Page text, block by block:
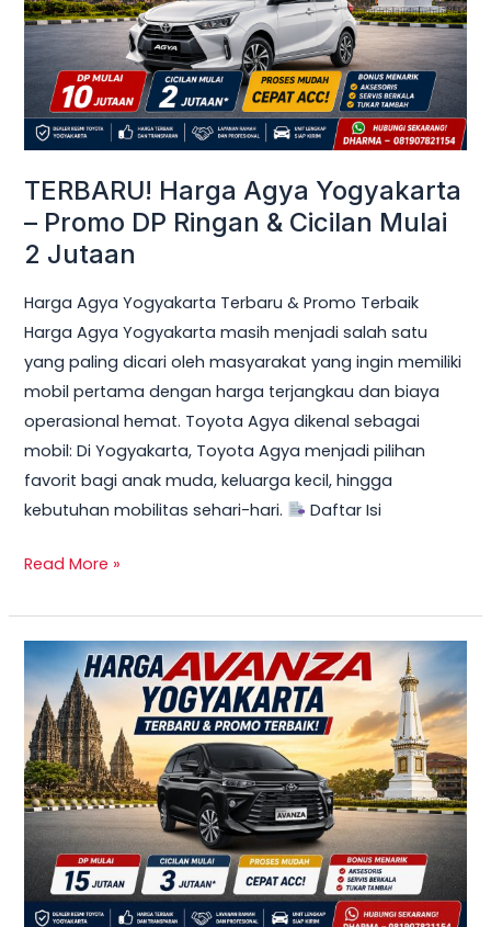
TERBARU! Harga Agya Yogyakarta
– Promo DP Ringan & Cicilan Mulai
2 Jutaan
Harga Agya Yogyakarta Terbaru & Promo Terbaik
Harga Agya Yogyakarta masih menjadi salah satu
yang paling dicari oleh masyarakat yang ingin memiliki
mobil pertama dengan harga terjangkau dan biaya
operasional hemat. Toyota Agya dikenal sebagai
mobil: Di Yogyakarta, Toyota Agya menjadi pilihan
favorit bagi anak muda, keluarga kecil, hingga
kebutuhan mobilitas sehari-hari.
Daftar Isi
Promo
DP
Ringan
Cicilan
2
Jutaan
Read More »
TERBARU!
Harga
Toyota
Avanza
Yogyakarta
–
Promo
DP
Ringan
&